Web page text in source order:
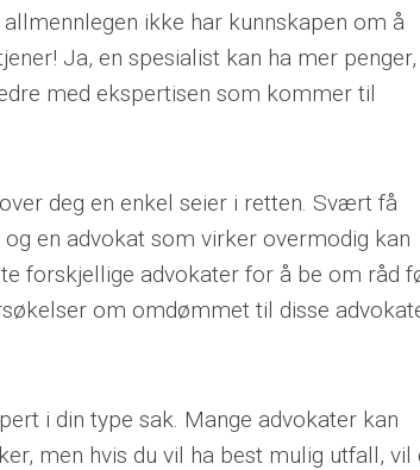
ikke har kunnskapen om å
Ja, en spesialist kan ha mer penger,
med ekspertisen som kommer til
deg en enkel seier i retten. Svært få
en advokat som virker overmodig kan
forskjellige advokater for å be om råd
om omdømmet til disse
i din type sak. Mange advokater kan
men hvis du vil ha best mulig utfall, vil